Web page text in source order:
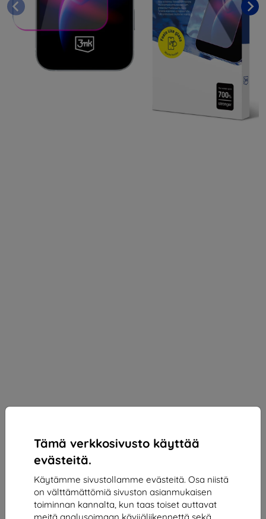
Tämä verkkosivusto käyttää
evästeitä.
Käytämme sivustollamme evästeitä. Osa niistä
on välttämättömiä sivuston asianmukaisen
toiminnan kannalta, kun taas toiset auttavat
3MK StratCore700 Multilayer Film for Samsung
Galaxy S23+